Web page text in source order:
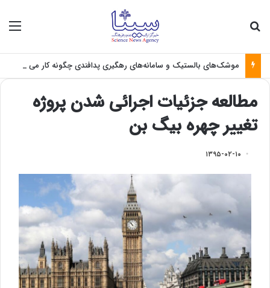
موشک‌های بالستیک و سامانه‌های رهگیری پدافندی چگونه کار می کنند؟
مطالعه جزئیات اجرائی شدن پروژه
تغییر چهره بیگ بن
۱۳۹۵-۰۲-۱۰